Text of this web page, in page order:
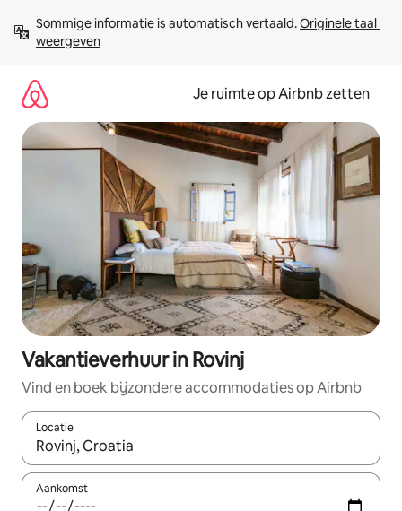
direct
naar
Sommige informatie is automatisch vertaald. Originele taal
weergeven
Je ruimte op Airbnb zetten
Vakantieverhuur in Rovinj
Vind en boek bijzondere accommodaties op Airbnb
Locatie
Wanneer er suggesties beschikbaar zijn, maak je een keuze
Aankomst